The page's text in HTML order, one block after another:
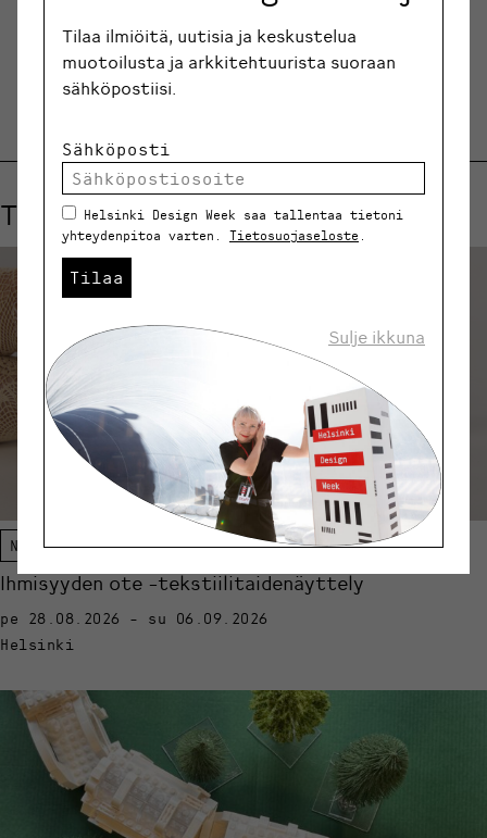
JAA
Tutustu myös näihin tapahtumiin
Näyttely
Ihmisyyden ote -tekstiilitaidenäyttely
pe 28.08.2026 - su 06.09.2026
Helsinki
Tilaa ilmiöitä, uutisia ja keskustelua
muotoilusta ja arkkitehtuurista suoraan
sähköpostiisi.
Sähköposti
Helsinki Design Week saa tallentaa tietoni
yhteydenpitoa varten. Tietosuojaseloste .
Tilaa
Sulje ikkuna